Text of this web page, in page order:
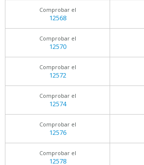
Comprobar el
12568
Comprobar el
12570
Comprobar el
12572
Comprobar el
12574
Comprobar el
12576
Comprobar el
12578